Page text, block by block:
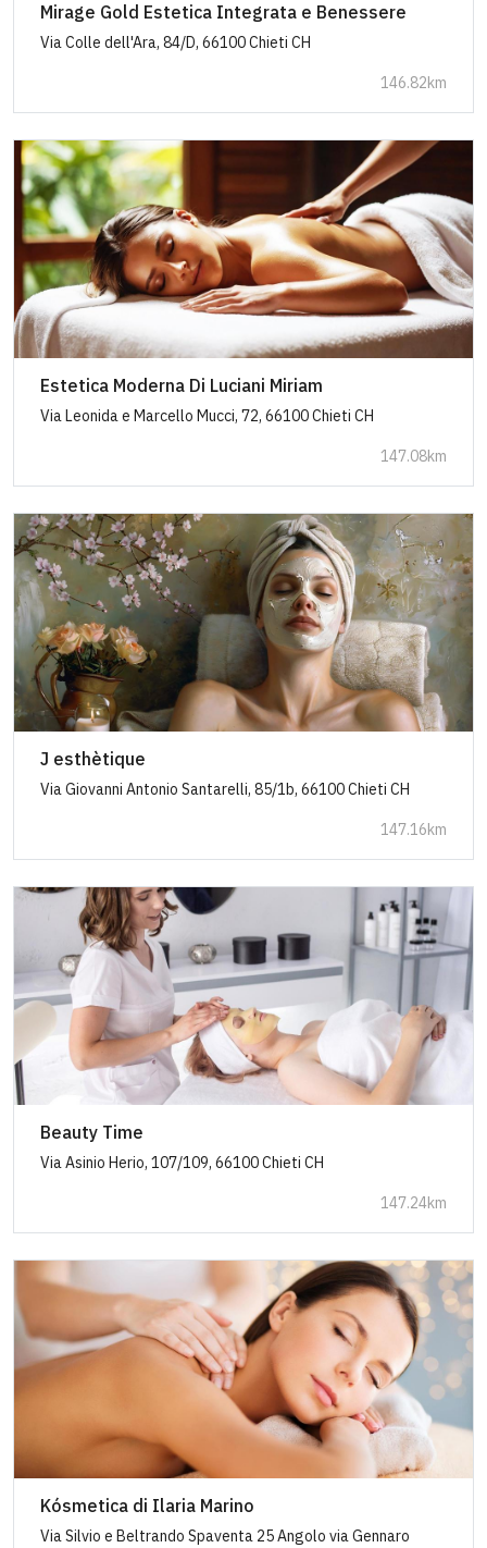
Mirage Gold Estetica Integrata e Benessere
Via Colle dell'Ara, 84/D, 66100 Chieti CH
146.82km
Estetica Moderna Di Luciani Miriam
Via Leonida e Marcello Mucci, 72, 66100 Chieti CH
147.08km
J esthètique
Via Giovanni Antonio Santarelli, 85/1b, 66100 Chieti CH
147.16km
Beauty Time
Via Asinio Herio, 107/109, 66100 Chieti CH
147.24km
Kósmetica di Ilaria Marino
Via Silvio e Beltrando Spaventa 25 Angolo via Gennaro